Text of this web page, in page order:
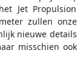
Jet Propulsion
zullen onze
nieuwe details
misschien ook